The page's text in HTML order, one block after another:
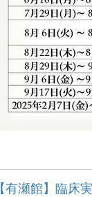
【有瀬館】臨床